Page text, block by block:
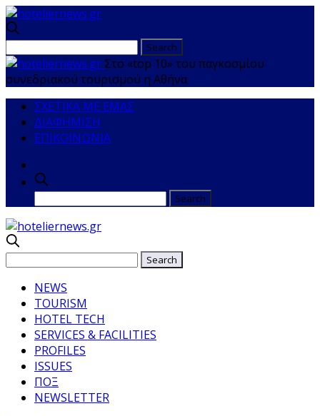
Στο «top 10» του παγκοσμίου
συνεδριακού τουρισμού η Αθήνα
ΣΧΕΤΙΚΑ ΜΕ ΕΜΑΣ
ΔΙΑΦΗΜΙΣΗ
ΕΠΙΚΟΙΝΩΝΙΑ
NEWS
TOURISM
HOTEL TECH
SERVICES & FACILITIES
PROFILES
ISSUES
ΠΟΞ
NEWSLETTER